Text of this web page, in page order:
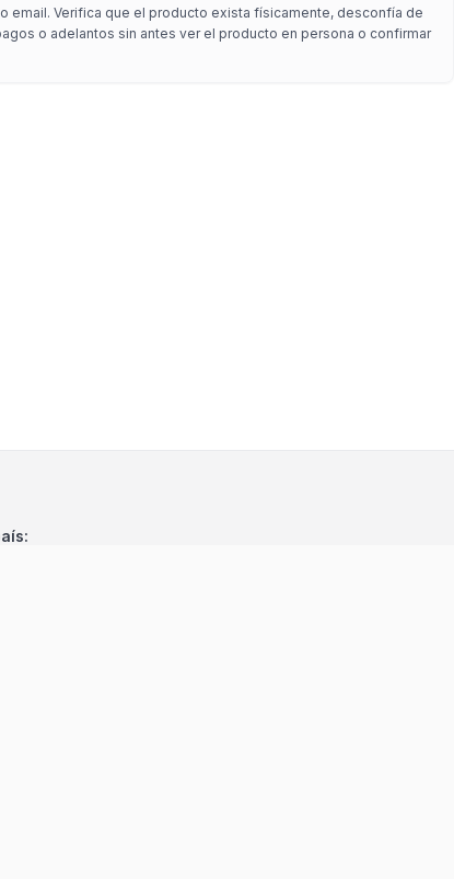
email. Verifica que el producto exista físicamente, desconfía de
o adelantos sin antes ver el producto en persona o confirmar